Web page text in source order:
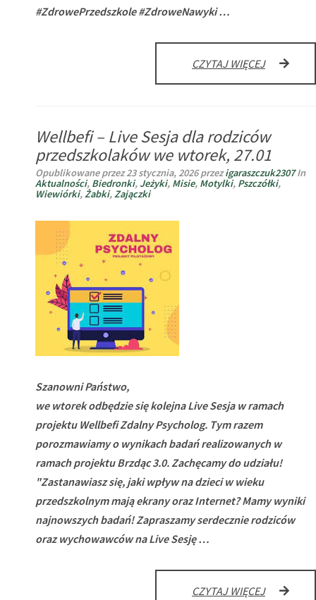
#ZdrowePrzedszkole #ZdroweNawyki …
CZYTAJ WIĘCEJMAMY
Wellbefi – Live Sesja dla rodziców
przedszkolaków we wtorek, 27.01
Opublikowane przez23 stycznia, 2026 przezigaraszczuk2307In
Aktualności, Biedronki, Jeżyki, Misie, Motylki, Pszczółki,
Wiewiórki,Żabki,Zajączki
Szanowni Państwo,
we wtorek odbędzie się kolejna Live Sesja w ramach
projektu Wellbefi Zdalny Psycholog. Tym razem
porozmawiamy o wynikach badań realizowanych w
ramach projektu Brzdąc 3.0. Zachęcamy do udziału!
"Zastanawiasz się, jaki wpływ na dzieci w wieku
przedszkolnym mają ekrany oraz Internet? Mamy wyniki
najnowszych badań! Zapraszamy serdecznie rodziców
oraz wychowawców na Live Sesję …
CZYTAJ WIĘCEJWELLBEFI